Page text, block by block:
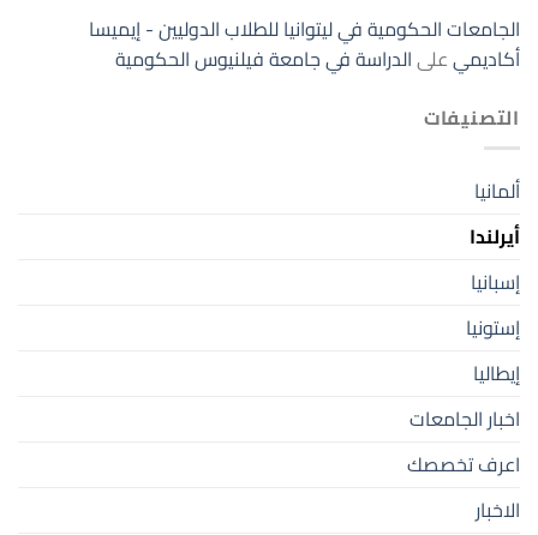
الجامعات الحكومية في ليتوانيا للطلاب الدوليين - إيميسا
أكاديميعلىالدراسة في جامعة فيلنيوس الحكومية
التصنيفات
ألمانيا
أيرلندا
إسبانيا
إستونيا
إيطاليا
اخبار الجامعات
اعرف تخصصك
الاخبار